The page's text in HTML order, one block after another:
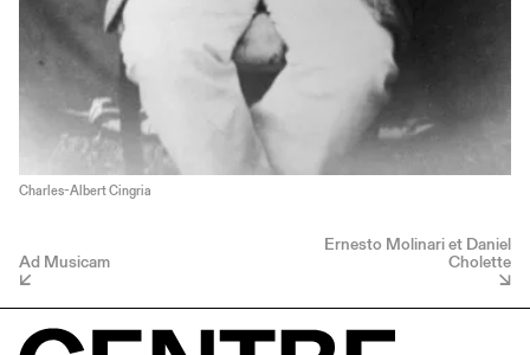
Charles-Albert Cingria
Ad Musicam
Ernesto Molinari et Daniel
Cholette